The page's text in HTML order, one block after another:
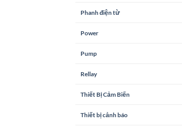
Phanh điện từ
Power
Pump
Rellay
Thiết Bị Cảm Biến
Thiết bị cảnh báo